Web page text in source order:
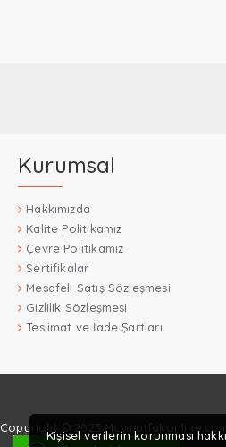
Kurumsal
Hakkımızda
Kalite Politikamız
Çevre Politikamız
Sertifikalar
Mesafeli Satış Sözleşmesi
Gizlilik Sözleşmesi
Teslimat ve İade Şartları
Copyright © 2023 Mcsmutfakonline.com -
Kişisel verilerin korunması